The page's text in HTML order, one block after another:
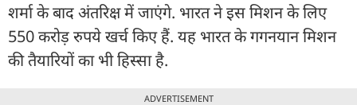
शर्मा के बाद अंतरिक्ष में जाएंगे. भारत ने इस मिशन के लिए
550 करोड़ रुपये खर्च किए हैं. यह भारत के गगनयान मिशन
की तैयारियों का भी हिस्सा है.
ADVERTISEMENT